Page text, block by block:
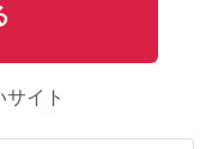
イト